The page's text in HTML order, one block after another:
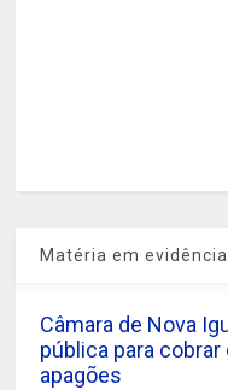
Matéria em evidência
Câmara de Nova
pública para
apagões